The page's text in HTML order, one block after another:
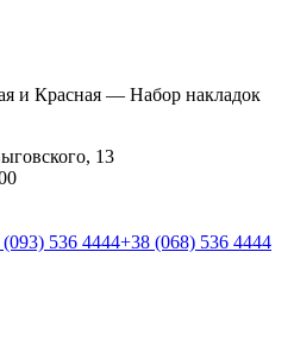
и Красная — Набор накладок
13
536 4444+38 (068) 536 4444